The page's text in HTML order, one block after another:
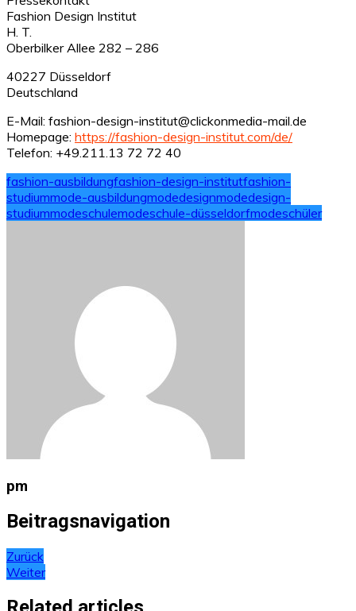
Fashion Design Institut
H. T.
Oberbilker Allee 282 – 286
40227 Düsseldorf
Deutschland
E-Mail: fashion-design-institut@clickonmedia-mail.de
Homepage: https://fashion-design-institut.com/de/
Telefon: +49.211.13 72 72 40
fashion-ausbildungfashion-design-institutfashion-
studiummode-ausbildungmodedesignmodedesign-
studiummodeschulemodeschule-düsseldorfmodeschüler
pm
Beitragsnavigation
Zurück
Weiter